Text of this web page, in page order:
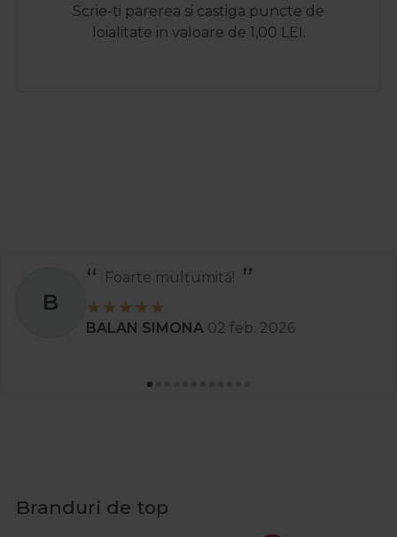
Scrie-ti parerea si castiga puncte de
loialitate in valoare de 1,00 LEI.
B
Foarte mulțumită!
BALAN SIMONA 02 feb. 2026
Branduri de top